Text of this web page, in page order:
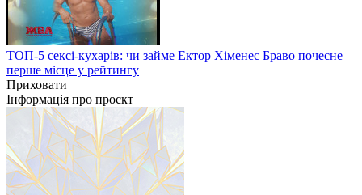
ТОП-5 сексі-кухарів: чи займе Ектор Хіменес Браво почесне
перше місце у рейтингу
Приховати
Інформація про проєкт